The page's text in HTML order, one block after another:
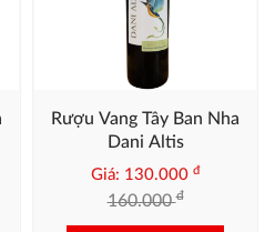
Rượu Vang Tây Ban Nha
Dani Altis
Giá: 130.000 đ
160.000đ